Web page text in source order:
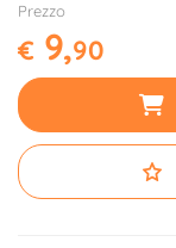
Prezzo
€ 9,90